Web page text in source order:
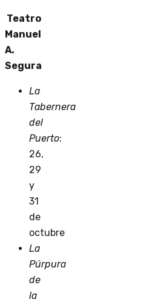
Teatro
Manuel
A.
Segura
La
Tabernera
del
Puerto:
26,
29
y
31
de
octubre
La
Púrpura
de
la